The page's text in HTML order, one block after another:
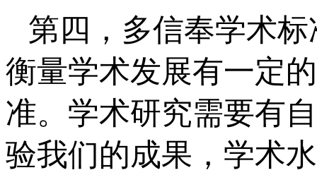
第四，多信奉学术
衡量学术发展有一定
准。学术研究需要有
验我们的成果，学术